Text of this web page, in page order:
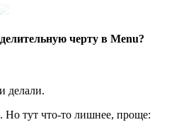
черту в Menu?
делали.
Но тут что-то лишнее, проще: